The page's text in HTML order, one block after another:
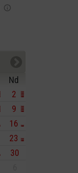
Nd
2
9
16
23
30